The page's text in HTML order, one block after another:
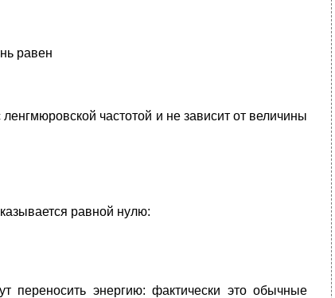
равен
частотой и не зависит от величины
равной нулю:
переносить энергию: фактически это обычные